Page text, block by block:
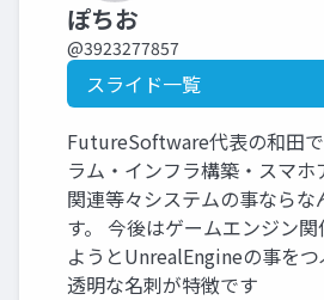
ぽちお
@3923277857
スライド一覧
FutureSoftware代表の和田
ラム・インフラ構築・スマホ
関連等々システムの事ならな
す。 今後はゲームエンジン
ようとUnrealEngineの事を
透明な名刺が特徴です